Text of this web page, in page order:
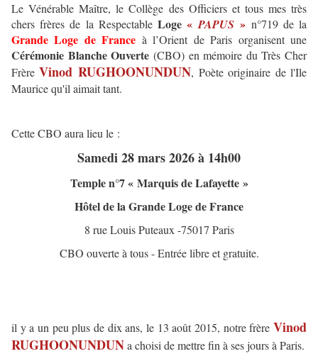
Le Vénérable Maître, le Collège des Officiers et tous mes très
chers frères de la RespectableLoge«PAPUS» n°719 de la
Grande Loge de France à l’Orient de Paris organisent une
Cérémonie Blanche Ouverte (CBO) en mémoire du Très Cher
FrèreVinod RUGHOONUNDUN,Poète originaire de l'Ile
Maurice qu'il aimait tant.
Cette CBO aura lieu le :
Samedi 28 mars 2026 à 14h00
Temple n°7 « Marquis de Lafayette »
Hôtel de la Grande Loge de France
8 rue Louis Puteaux -75017 Paris
CBO ouverte à tous - Entrée libre et gratuite.
il y a un peu plus de dix ans, le 13 août 2015, notre frère Vinod
RUGHOONUNDUNa choisi de mettre fin à ses jours à Paris.